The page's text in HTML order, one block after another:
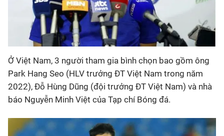
Ở Việt Nam, 3 người tham gia bình chọn bao gồm ông
Park Hang Seo (HLV trưởng ĐT Việt Nam trong năm
2022), Đỗ Hùng Dũng (đội trưởng ĐT Việt Nam) và nhà
báo Nguyễn Minh Việt của Tạp chí Bóng đá.